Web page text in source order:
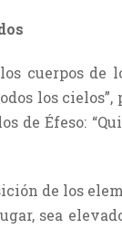
cuerpos de
los
Éfeso:
de los
sea